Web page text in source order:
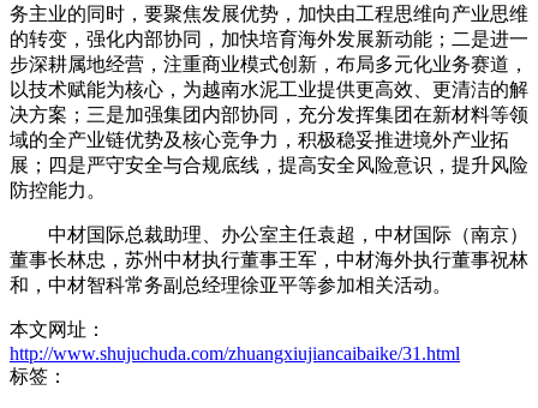
务主业的同时，要聚焦发展优势，加快由工程思维向产业思维
的转变，强化内部协同，加快培育海外发展新动能；二是进一
步深耕属地经营，注重商业模式创新，布局多元化业务赛道，
以技术赋能为核心，为越南水泥工业提供更高效、更清洁的解
决方案；三是加强集团内部协同，充分发挥集团在新材料等领
域的全产业链优势及核心竞争力，积极稳妥推进境外产业拓
展；四是严守安全与合规底线，提高安全风险意识，提升风险
防控能力。
中材国际总裁助理、办公室主任袁超，中材国际（南京）
董事长林忠，苏州中材执行董事王军，中材海外执行董事祝林
和，中材智科常务副总经理徐亚平等参加相关活动。
本文网址：
http://www.shujuchuda.com/zhuangxiujiancaibaike/31.html
标签：